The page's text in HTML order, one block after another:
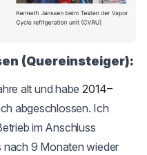
(Quereinsteiger):
alt und habe2014–
abgeschlossen. Ich
im Anschluss
nach 9 Monaten wieder